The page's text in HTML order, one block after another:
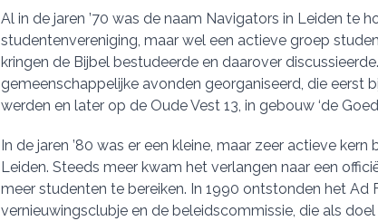
Al in de jaren ’70 was de naam Navigators in Leiden te
studentenvereniging, maar wel een actieve groep
kringen de Bijbel bestudeerde en daarover
gemeenschappelijke avonden georganiseerd, die eerst
werden en later op de Oude Vest 13, in gebouw ‘de
In de jaren ’80 was er een kleine, maar zeer actieve
Leiden. Steeds meer kwam het verlangen naar een
meer studenten te bereiken. In 1990 ontstonden het Ad
vernieuwingsclubje en de beleidscommissie, die als